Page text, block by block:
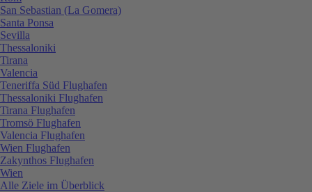
San Sebastian (La Gomera)
Santa Ponsa
Sevilla
Thessaloniki
Tirana
Valencia
Teneriffa Süd Flughafen
Thessaloniki Flughafen
Tirana Flughafen
Tromsö Flughafen
Valencia Flughafen
Wien Flughafen
Zakynthos Flughafen
Wien
Alle Ziele im Überblick